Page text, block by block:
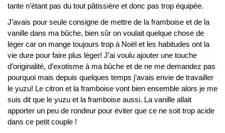
tante n’étant pas du tout pâtissière et donc pas trop équipée.
J’avais pour seule consigne de mettre de la framboise et de la
vanille dans ma bûche, bien sûr on voulait quelque chose de
léger car on mange toujours trop à Noël et les habitudes ont la
vie dure pour faire plus léger! J’ai voulu ajouter une touche
d’originalité, d’exotisme à ma bûche et de ne me demandez pas
pourquoi mais depuis quelques temps j’avais envie de travailler
le yuzu! Le citron et la framboise vont bien ensemble alors je me
suis dit que le yuzu et la framboise aussi. La vanille allait
apporter un peu de rondeur pour éviter que ce ne soit trop acide
dans ce petit couple !